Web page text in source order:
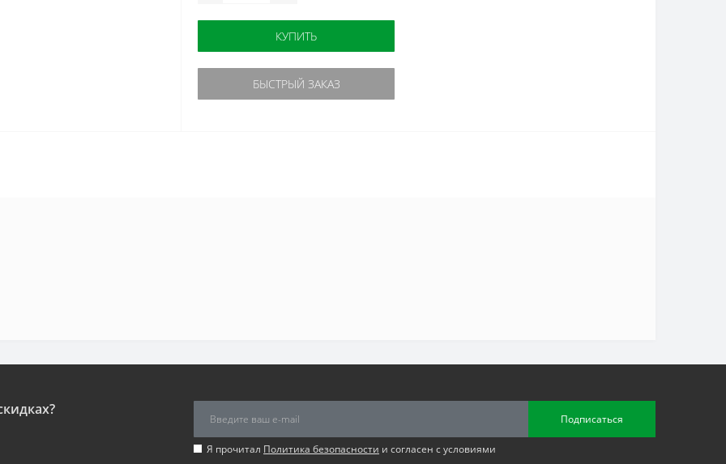
КУПИТЬ
БЫСТРЫЙ ЗАКАЗ
Подписаться
Я прочитал Политика безопасности и согласен с условиями